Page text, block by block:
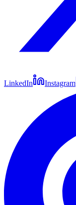
LinkedIn Instagram